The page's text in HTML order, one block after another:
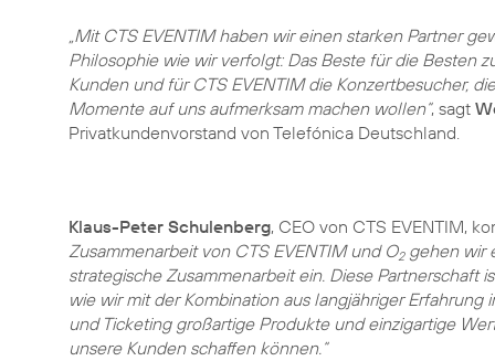
„Mit CTS EVENTIM haben wir einen starken Partner
Philosophie wie wir verfolgt: Das Beste für die Besten
Kunden und für CTS EVENTIM die Konzertbesucher,
Momente auf uns aufmerksam machen wollen“, sagt
Klaus-Peter Schulenberg, CEO von CTS EVENTIM,
Zusammenarbeit von CTS EVENTIM und O2gehen wir
strategische Zusammenarbeit ein. Diese Partnerschaft
wie wir mit der Kombination aus langjähriger Erfahrung
und Ticketing großartige Produkte und einzigartige
unsere Kunden schaffen können.“